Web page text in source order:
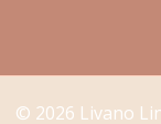
© 2026 Livano